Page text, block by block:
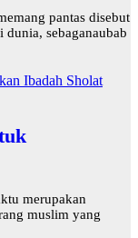
pantas disebut
sebaganaubab
merupakan
muslim yang